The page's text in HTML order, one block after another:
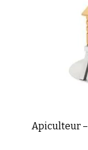
Apiculteur